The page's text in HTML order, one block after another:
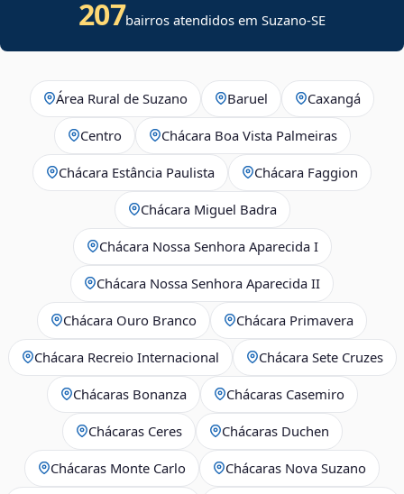
207bairros atendidos emSuzano-SE
Área Rural de Suzano Baruel Caxangá
Centro Chácara Boa Vista Palmeiras
Chácara Estância Paulista Chácara Faggion
Chácara Miguel Badra
Chácara Nossa Senhora Aparecida I
Chácara Nossa Senhora Aparecida II
Chácara Ouro Branco Chácara Primavera
Chácara Recreio Internacional Chácara Sete Cruzes
Chácaras Bonanza Chácaras Casemiro
Chácaras Ceres Chácaras Duchen
Chácaras Monte Carlo Chácaras Nova Suzano